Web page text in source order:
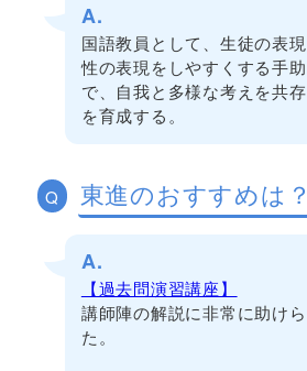
A.
国語教員として、生徒の表
性の表現をしやすくする手
で、自我と多様な考えを共
を育成する。
Q 東進のおすすめは？
A.
【過去問演習講座】
講師陣の解説に非常に助け
た。